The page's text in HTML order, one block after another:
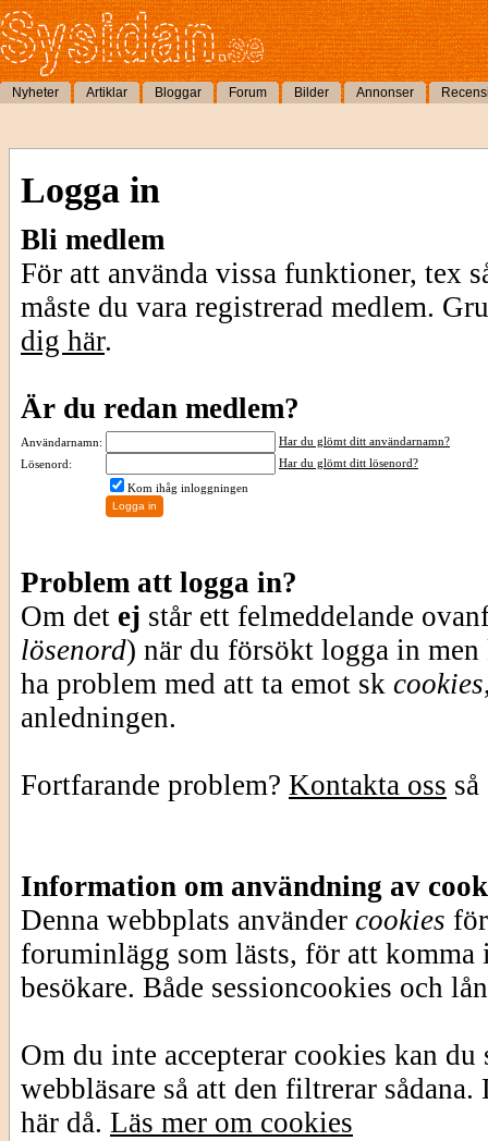
Nyheter Artiklar Bloggar Forum Bilder Annonser
Logga in
Bli medlem
För att använda vissa funktioner, tex
måste du vara registrerad medlem.
dig här.
Är du redan medlem?
Användarnamn:
Har du glömt ditt användarnamn?
Lösenord:
Har du glömt ditt lösenord?
Kom ihåg inloggningen
Problem att logga in?
Om det ej står ett felmeddelande
lösenord) när du försökt logga in
ha problem med att ta emot sk cookies
anledningen.
Fortfarande problem? Kontakta oss
Information om användning av
Denna webbplats använder cookies
foruminlägg som lästs, för att
besökare. Både sessioncookies och
Om du inte accepterar cookies kan
webbläsare så att den filtrerar
här då. Läs mer om cookies